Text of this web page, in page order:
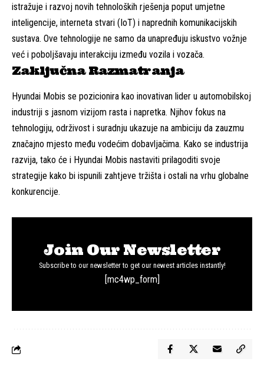
istražuje i razvoj novih tehnoloških rješenja poput umjetne
inteligencije, interneta stvari (IoT) i naprednih komunikacijskih
sustava. Ove tehnologije ne samo da unapređuju iskustvo vožnje
već i poboljšavaju interakciju između vozila i vozača.
Zaključna Razmatranja
Hyundai Mobis se pozicionira kao inovativan lider u automobilskoj
industriji s jasnom vizijom rasta i napretka. Njihov fokus na
tehnologiju, održivost i suradnju ukazuje na ambiciju da zauzmu
značajno mjesto među vodećim dobavljačima. Kako se industrija
razvija, tako će i Hyundai Mobis nastaviti prilagoditi svoje
strategije kako bi ispunili zahtjeve tržišta i ostali na vrhu globalne
konkurencije.
Join Our Newsletter
Subscribe to our newsletter to get our newest articles instantly!
[mc4wp_form]